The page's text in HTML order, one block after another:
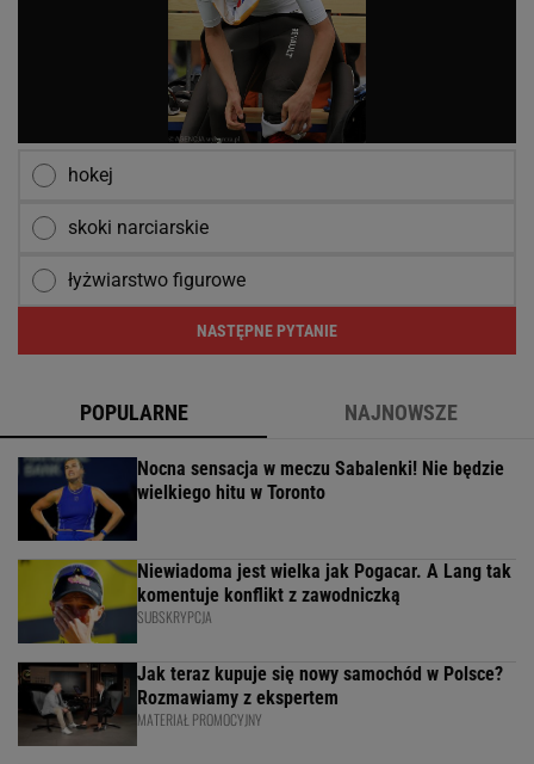
hokej
skoki narciarskie
łyżwiarstwo figurowe
NASTĘPNE PYTANIE
POPULARNE NAJNOWSZE
Nocna sensacja w meczu Sabalenki! Nie będzie
wielkiego hitu w Toronto
Niewiadoma jest wielka jak Pogacar. A Lang tak
komentuje konflikt z zawodniczką
SUBSKRYPCJA
Jak teraz kupuje się nowy samochód w Polsce?
Rozmawiamy z ekspertem
MATERIAŁ PROMOCYJNY